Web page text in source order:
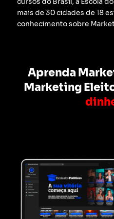
mais de 30 cidades de 18
conhecimento sobre
Aprenda
Marketing